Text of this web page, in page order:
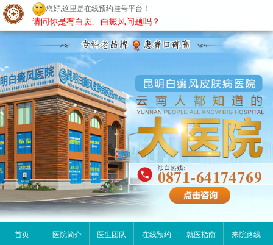
昆明白癜风医院
首页 医院简介 医生团队 在线预约 就医指南 来院路线
您好,这里是在线预约挂号平台！
请问你是有白斑、白癜风问题吗？